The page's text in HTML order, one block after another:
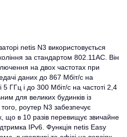
netis N3 використовується
за стандартом 802.11AC. Він
на двох частотах при
даних до 867 Мбіт/с на
5 ГГц і до 300 Мбіт/с на частоті 2,4
для великих будинків із
роутер N3 забезпечує
що в 10 разів перевищує звичайне
IPv6. Функція netis Easy